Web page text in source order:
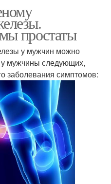
простаты
у мужчин можно
у мужчины следующих,
заболевания симптомов: